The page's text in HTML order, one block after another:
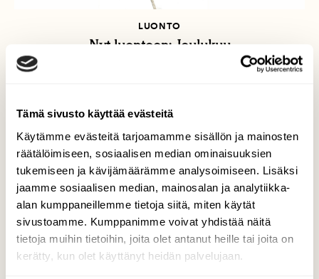
Tämä sivusto käyttää evästeitä
Käytämme evästeitä tarjoamamme sisällön ja mainosten
räätälöimiseen, sosiaalisen median ominaisuuksien
tukemiseen ja kävijämäärämme analysoimiseen. Lisäksi
jaamme sosiaalisen median, mainosalan ja analytiikka-
alan kumppaneillemme tietoja siitä, miten käytät
sivustoamme. Kumppanimme voivat yhdistää näitä
tietoja muihin tietoihin, joita olet antanut heille tai joita on
kerätty, kun olet käyttänyt heidän palvelujaan.
LUONTO
Nyt luontoon: Joulukuu